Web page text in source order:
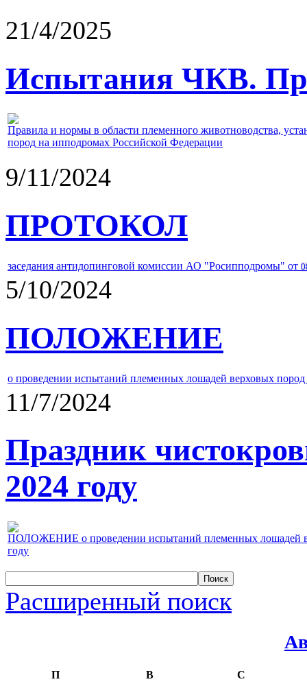
21/4/2025
Испытания ЧКВ.
Правила и нормы в области племенного животноводства,
пород на ипподромах Российской Федерации
9/11/2024
ПРОТОКОЛ
заседания антидопинговой комиссии АО "Росипподромы" от
5/10/2024
ПОЛОЖЕНИЕ
о проведении испытаний племенных лошадей верховых
11/7/2024
Праздник
2024 году
ПОЛОЖЕНИЕ о проведении испытаний племенных лошадей
году
Расширенный поиск
П В С